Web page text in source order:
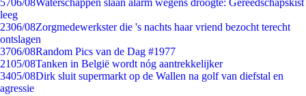
5706/08Waterschappen slaan alarm wegens droogte: Gereedschapskist
leeg
2306/08Zorgmedewerkster die 's nachts haar vriend bezocht terecht
ontslagen
3706/08Random Pics van de Dag #1977
2105/08Tanken in België wordt nóg aantrekkelijker
3405/08Dirk sluit supermarkt op de Wallen na golf van diefstal en
agressie